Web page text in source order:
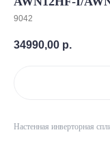
9042
34990,00 р.
Настенная инверторная